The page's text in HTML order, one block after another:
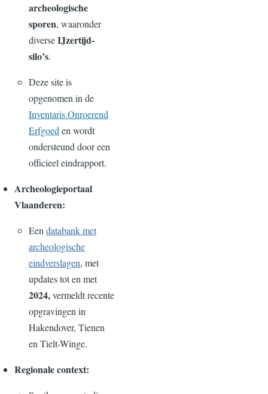
archeologische
sporen, waaronder
diverseIJzertijd-
silo’s.
Deze site is
opgenomen in de
Inventaris.Onroerend
Erfgoeden wordt
ondersteund door een
officieel eindrapport.
Archeologieportaal
Vlaanderen:
Eendatabank met
archeologische
eindverslagen, met
updates tot en met
2024,vermeldt recente
opgravingen in
Hakendover, Tienen
en Tielt-Winge.
Regionale context: